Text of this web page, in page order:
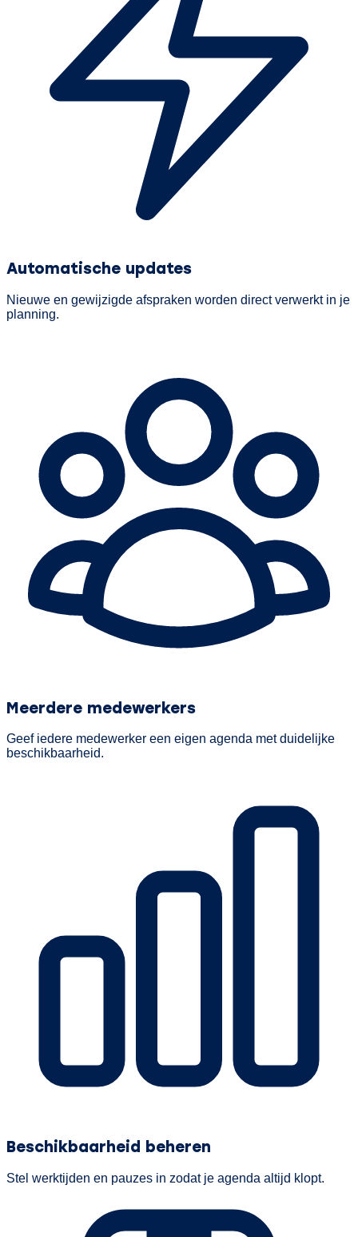
Automatische updates
Nieuwe en gewijzigde afspraken worden direct verwerkt in je
planning.
Meerdere medewerkers
Geef iedere medewerker een eigen agenda met duidelijke
beschikbaarheid.
Beschikbaarheid beheren
Stel werktijden en pauzes in zodat je agenda altijd klopt.